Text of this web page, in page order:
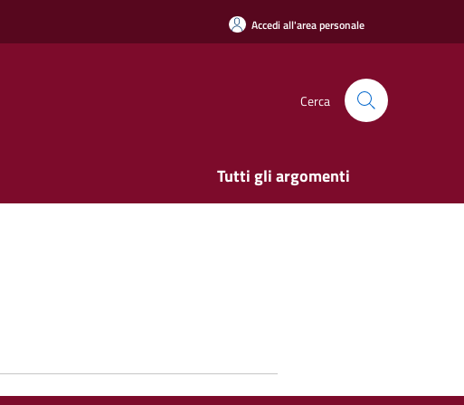
Accedi all'area personale
Cerca
Tutti gli argomenti